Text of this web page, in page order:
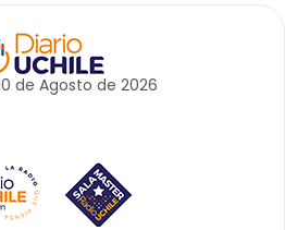
de Agosto de 2026